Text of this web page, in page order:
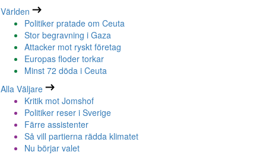
Världen
Politiker pratade om Ceuta
Stor begravning i Gaza
Attacker mot ryskt företag
Europas floder torkar
Minst 72 döda i Ceuta
Alla Väljare
Kritik mot Jomshof
Politiker reser i Sverige
Färre assistenter
Så vill partierna rädda klimatet
Nu börjar valet